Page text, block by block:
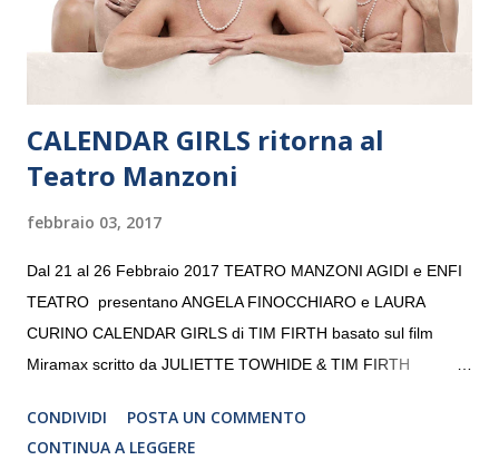
da un prestigioso consiglio di consulent...
CALENDAR GIRLS ritorna al
Teatro Manzoni
febbraio 03, 2017
Dal 21 al 26 Febbraio 2017 TEATRO MANZONI AGIDI e ENFI
TEATRO presentano ANGELA FINOCCHIARO e LAURA
CURINO CALENDAR GIRLS di TIM FIRTH basato sul film
Miramax scritto da JULIETTE TOWHIDE & TIM FIRTH
CRISTINA PEZZOLI
CONDIVIDI
POSTA UN COMMENTO
CONTINUA A LEGGERE